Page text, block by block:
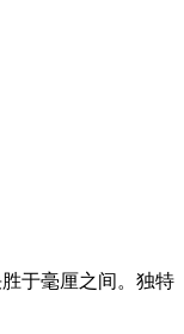
于毫厘之间。独特